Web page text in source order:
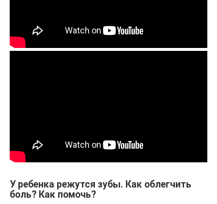
У ребенка режутся зубы. Как облегчить
боль? Как помочь?